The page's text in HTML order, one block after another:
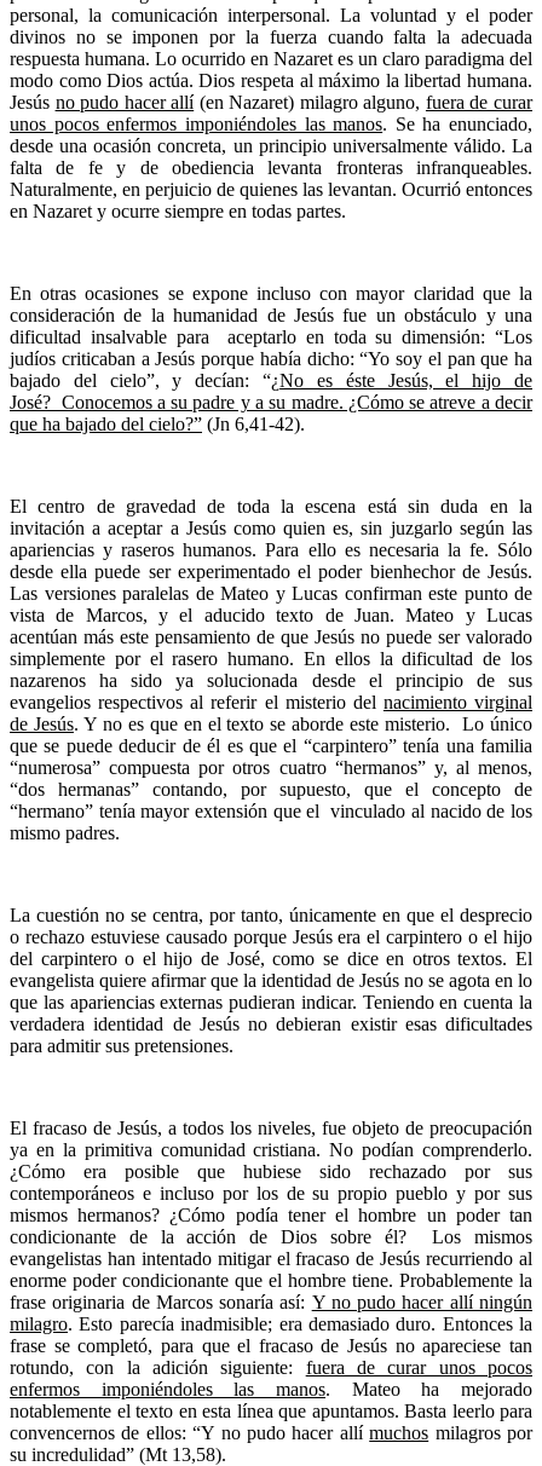
personal, la comunicación interpersonal. La voluntad y el poder
divinos no se imponen por la fuerza cuando falta la adecuada
respuesta humana. Lo ocurrido en Nazaret es un claro paradigma del
modo como Dios actúa. Dios respeta al máximo la libertad humana.
Jesús no pudo hacer allí(en Nazaret) milagro alguno, fuera de curar
unos pocos enfermos imponiéndoles las manos. Se ha enunciado,
desde una ocasión concreta, un principio universalmente válido. La
falta de fe y de obediencia levanta fronteras infranqueables.
Naturalmente, en perjuicio de quienes las levantan. Ocurrió entonces
en Nazaret y ocurre siempre en todas partes.
En otras ocasiones se expone incluso con mayor claridad que la
consideración de la humanidad de Jesús fue un obstáculo y una
dificultad insalvable para aceptarlo en toda su dimensión: “Los
judíos criticaban a Jesús porque había dicho: “Yo soy el pan que ha
bajado del cielo”, y decían: “¿No es éste Jesús, el hijo de
José? Conocemos a su padre y a su madre. ¿Cómo se atreve a decir
que ha bajado del cielo?” (Jn 6,41-42).
El centro de gravedad de toda la escena está sin duda en la
invitación a aceptar a Jesús como quien es, sin juzgarlo según las
apariencias y raseros humanos. Para ello es necesaria la fe. Sólo
desde ella puede ser experimentado el poder bienhechor de Jesús.
Las versiones paralelas de Mateo y Lucas confirman este punto de
vista de Marcos, y el aducido texto de Juan. Mateo y Lucas
acentúan más este pensamiento de que Jesús no puede ser valorado
simplemente por el rasero humano. En ellos la dificultad de los
nazarenos ha sido ya solucionada desde el principio de sus
evangelios respectivos al referir el misterio del nacimiento virginal
de Jesús. Y no es que en el texto se aborde este misterio. Lo único
que se puede deducir de él es que el “carpintero” tenía una familia
“numerosa” compuesta por otros cuatro “hermanos” y, al menos,
“dos hermanas” contando, por supuesto, que el concepto de
“hermano” tenía mayor extensión que el vinculado al nacido de los
mismo padres.
La cuestión no se centra, por tanto, únicamente en que el desprecio
o rechazo estuviese causado porque Jesús era el carpintero o el hijo
del carpintero o el hijo de José, como se dice en otros textos. El
evangelista quiere afirmar que la identidad de Jesús no se agota en lo
que las apariencias externas pudieran indicar. Teniendo en cuenta la
verdadera identidad de Jesús no debieran existir esas dificultades
para admitir sus pretensiones.
El fracaso de Jesús, a todos los niveles, fue objeto de preocupación
ya en la primitiva comunidad cristiana. No podían comprenderlo.
¿Cómo era posible que hubiese sido rechazado por sus
contemporáneos e incluso por los de su propio pueblo y por sus
mismos hermanos? ¿Cómo podía tener el hombre un poder tan
condicionante de la acción de Dios sobre él? Los mismos
evangelistas han intentado mitigar el fracaso de Jesús recurriendo al
enorme poder condicionante que el hombre tiene. Probablemente la
frase originaria de Marcos sonaría así: Y no pudo hacer allí ningún
milagro. Esto parecía inadmisible; era demasiado duro. Entonces la
frase se completó, para que el fracaso de Jesús no apareciese tan
rotundo, con la adición siguiente: fuera de curar unos pocos
enfermos imponiéndoles las manos. Mateo ha mejorado
notablemente el texto en esta línea que apuntamos. Basta leerlo para
convencernos de ellos: “Y no pudo hacer allímuchos milagros por
su incredulidad” (Mt 13,58).